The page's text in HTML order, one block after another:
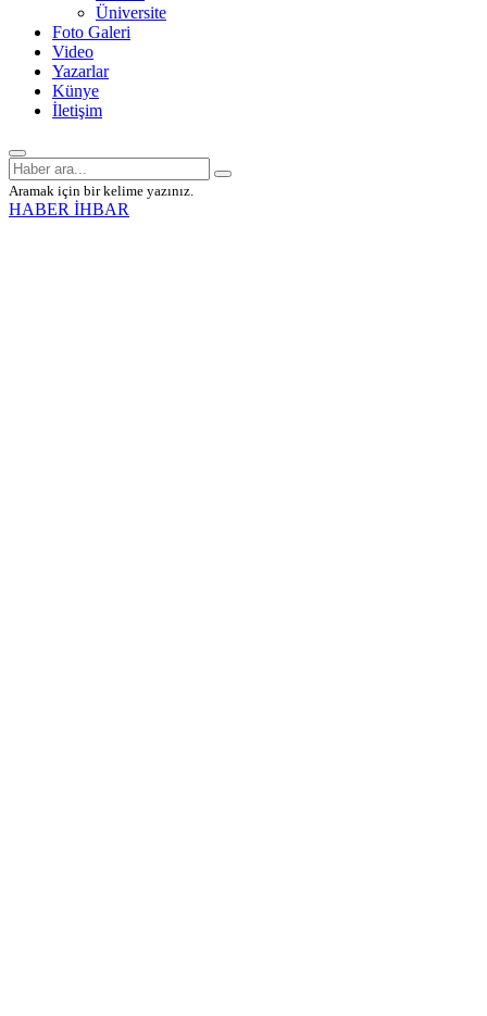
Üniversite
Foto Galeri
Video
Yazarlar
Künye
İletişim
Aramak için bir kelime yazınız.
HABER İHBAR